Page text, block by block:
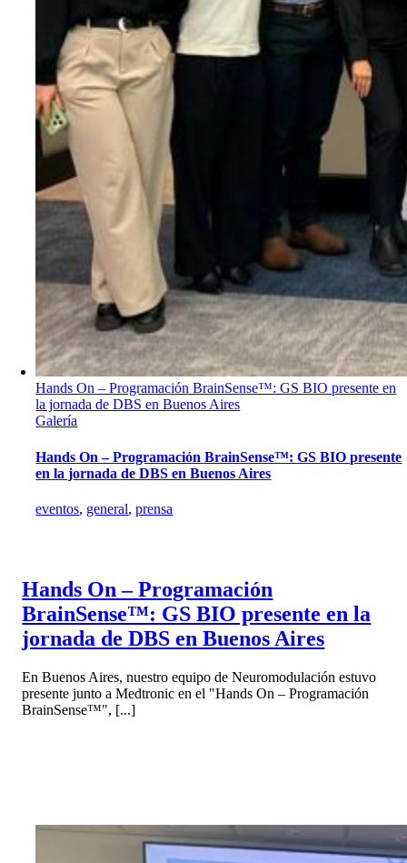
Hands On – Programación BrainSense™: GS BIO presente en
la jornada de DBS en Buenos Aires
Galería
Hands On – Programación BrainSense™: GS BIO presente
en la jornada de DBS en Buenos Aires
eventos, general,prensa
Hands On – Programación
BrainSense™: GS BIO presente en la
jornada de DBS en Buenos Aires
En Buenos Aires, nuestro equipo de Neuromodulación estuvo
presente junto a Medtronic en el "Hands On – Programación
BrainSense™️", [...]